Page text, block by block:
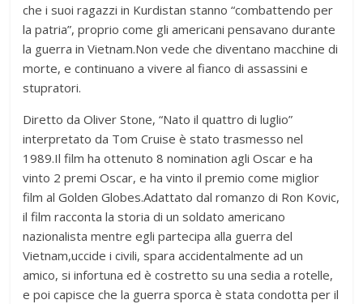
che i suoi ragazzi in Kurdistan stanno “combattendo per
la patria”, proprio come gli americani pensavano durante
la guerra in Vietnam.Non vede che diventano macchine di
morte, e continuano a vivere al fianco di assassini e
stupratori.
Diretto da Oliver Stone, “Nato il quattro di luglio”
interpretato da Tom Cruise è stato trasmesso nel
1989.Il film ha ottenuto 8 nomination agli Oscar e ha
vinto 2 premi Oscar, e ha vinto il premio come miglior
film al Golden Globes.Adattato dal romanzo di Ron Kovic,
il film racconta la storia di un soldato americano
nazionalista mentre egli partecipa alla guerra del
Vietnam,uccide i civili, spara accidentalmente ad un
amico, si infortuna ed è costretto su una sedia a rotelle,
e poi capisce che la guerra sporca è stata condotta per il